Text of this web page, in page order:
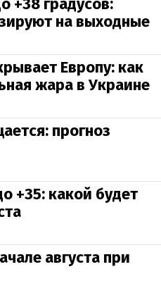
на выходные
Европу: как
жара в Украине
прогноз
+35: какой будет
августа при